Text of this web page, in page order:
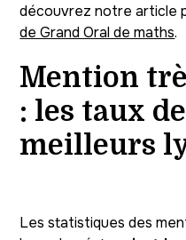
découvrez notre article
de Grand Oral de maths.
Mention
: les taux
meilleurs
Les statistiques des